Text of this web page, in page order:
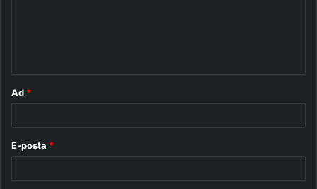
Ad *
E-posta *